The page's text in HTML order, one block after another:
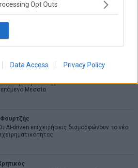
Opt Outs
Data Access Privacy Policy
ζώων δεν αντέχει βολικές ερμηνείες
στην καταγγελία: Η Ελλάδα πάντα
επόμενο Μεσσία
AI-driven επιχειρήσεις διαμορφώνουν το νέο